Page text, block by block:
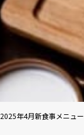
2025年4月新食事メニュー